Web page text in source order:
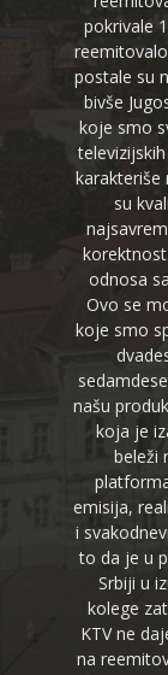
pokrivale
postale su
bivše
koje smo
karakteriše
su
odnosa
Ovo se
koje smo
našu
koja je
beleži
emisija,
i
to da je u
Srbiji u
kolege
KTV ne
na